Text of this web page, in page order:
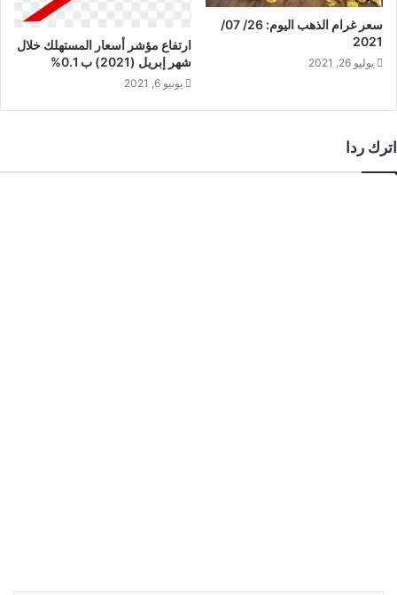
سعر غرام الذهب اليوم: 26/ 07/
2021
يوليو 26, 2021
ارتفاع مؤشر أسعار المستهلك خلال
شهر إبريل (2021) ب 0.1%
يونيو 6, 2021
اترك ردا